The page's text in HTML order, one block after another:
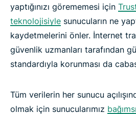
yaptığınızı görememesi için
teknolojisiyle sunucuların ne
kaydetmelerini önler. İnternet
güvenlik uzmanları tarafından
standardıyla korunması da
Tüm verilerin her sunucu
olmak için sunucularımız